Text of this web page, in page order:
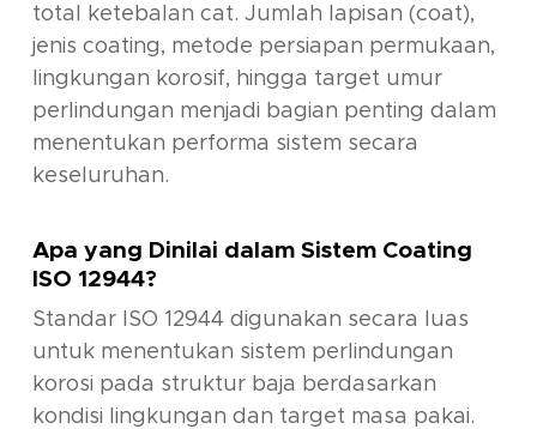
total ketebalan cat. Jumlah lapisan (coat),
jenis coating, metode persiapan permukaan,
lingkungan korosif, hingga target umur
perlindungan menjadi bagian penting dalam
menentukan performa sistem secara
keseluruhan.
Apa yang Dinilai dalam Sistem Coating
ISO 12944?
Standar ISO 12944 digunakan secara luas
untuk menentukan sistem perlindungan
korosi pada struktur baja berdasarkan
kondisi lingkungan dan target masa pakai.